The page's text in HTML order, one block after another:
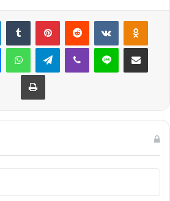
LinkedInTumblr PinterestReddit VKontakte
MessengerWhatsAppTelegramViber Line E-Posta ile
Yazdır